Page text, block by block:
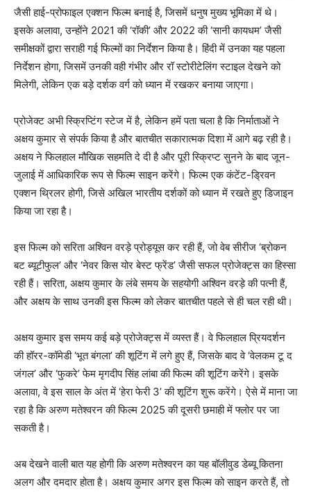
जैसी हाई-प्रोफाइल एक्शन फिल्म बनाई है, जिसमें धनुष मुख्य भूमिका में थे।
इसके अलावा, उन्होंने 2021 की ‘रॉकी’ और 2022 की ‘सानी कायधम’ जैसी
समीक्षकों द्वारा सराही गई फिल्मों का निर्देशन किया है। हिंदी में उनका यह पहला
निर्देशन होगा, जिसमें उनकी वही गंभीर और रॉ स्टोरीटेलिंग स्टाइल देखने को
मिलेगी, लेकिन एक बड़े दर्शक वर्ग को ध्यान में रखकर बनाया जाएगा।
प्रोजेक्ट अभी स्क्रिप्टिंग स्टेज में है, लेकिन हमें पता चला है कि निर्माताओं ने
अक्षय कुमार से संपर्क किया है और बातचीत सकारात्मक दिशा में आगे बढ़ रही है।
अक्षय ने फिलहाल मौखिक सहमति दे दी है और पूरी स्क्रिप्ट सुनने के बाद जून-
जुलाई में आधिकारिक रूप से फिल्म साइन करेंगे। फिल्म एक कंटेंट-ड्रिवन
एक्शन थ्रिलर होगी, जिसे अखिल भारतीय दर्शकों को ध्यान में रखते हुए डिजाइन
किया जा रहा है।
इस फिल्म को सरिता अश्विन वरड़े प्रोड्यूस कर रही हैं, जो वेब सीरीज ‘ब्रोकन
बट ब्यूटीफुल’ और ‘नेवर किस योर बेस्ट फ्रेंड’ जैसी सफल प्रोजेक्ट्स का हिस्सा
रही हैं। सरिता, अक्षय कुमार के लंबे समय के सहयोगी अश्विन वरड़े की पत्नी हैं,
और अक्षय के साथ उनकी इस फिल्म को लेकर बातचीत पहले से ही चल रही थी।
अक्षय कुमार इस समय कई बड़े प्रोजेक्ट्स में व्यस्त हैं। वे फिलहाल प्रियदर्शन
की हॉरर-कॉमेडी ‘भूत बंगला’ की शूटिंग में लगे हुए हैं, जिसके बाद वे ‘वेलकम टू द
जंगल’ और ‘फुकरे’ फेम मृगदीप सिंह लांबा की फिल्म की शूटिंग करेंगे। इसके
अलावा, वे इस साल के अंत में ‘हेरा फेरी 3’ की शूटिंग शुरू करेंगे। ऐसे में माना जा
रहा है कि अरुण मतेश्वरन की फिल्म 2025 की दूसरी छमाही में फ्लोर पर जा
सकती है।
अब देखने वाली बात यह होगी कि अरुण मतेश्वरन का यह बॉलीवुड डेब्यू कितना
अलग और दमदार होता है। अक्षय कुमार अगर इस फिल्म को साइन करते हैं, तो